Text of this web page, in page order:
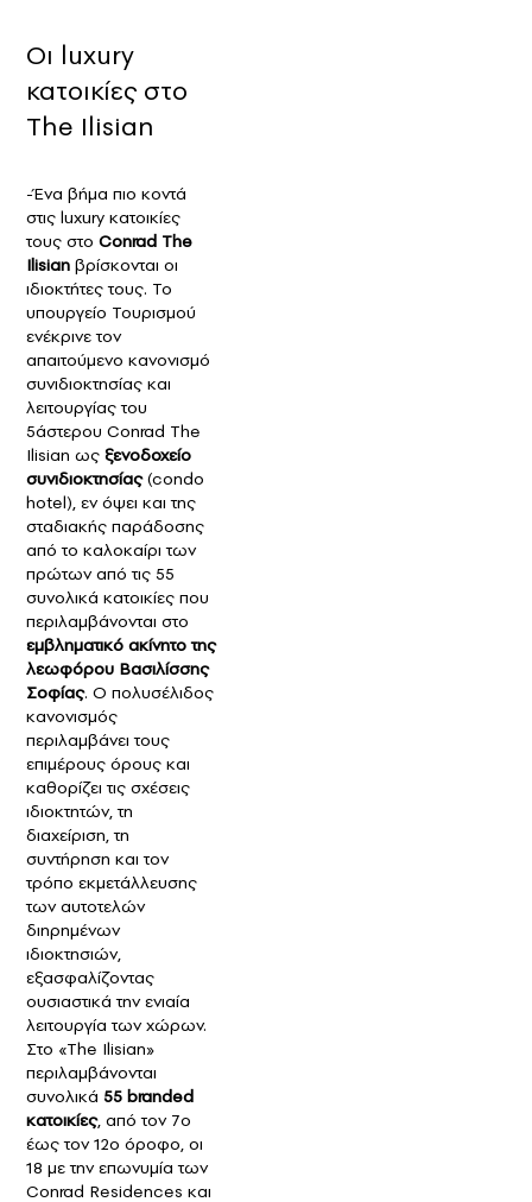
Οι luxury
κατοικίες στο
The Ilisian
-Ένα βήμα πιο κοντά
στις luxury κατοικίες
τους στο Conrad The
Ilisian βρίσκονται οι
ιδιοκτήτες τους. Το
υπουργείο Τουρισμού
ενέκρινε τoν
απαιτούμενο κανονισμό
συνιδιοκτησίας και
λειτουργίας του
5άστερου Conrad The
Ilisian ως ξενοδοχείο
συνιδιοκτησίας(condo
hotel), εν όψει και της
σταδιακής παράδοσης
από το καλοκαίρι των
πρώτων από τις 55
συνολικά κατοικίες που
περιλαμβάνονται στο
εμβληματικό ακίνητο της
λεωφόρου Βασιλίσσης
Σοφίας. Ο πολυσέλιδος
κανονισμός
περιλαμβάνει τους
επιμέρους όρους και
καθορίζει τις σχέσεις
ιδιοκτητών, τη
διαχείριση, τη
συντήρηση και τον
τρόπο εκμετάλλευσης
των αυτοτελών
διηρημένων
ιδιοκτησιών,
εξασφαλίζοντας
ουσιαστικά την ενιαία
λειτουργία των χώρων.
Στο «The Ilisian»
περιλαμβάνονται
συνολικά 55 branded
κατοικίες, από τον 7ο
έως τον 12ο όροφο, οι
18 με την επωνυμία των
Conrad Residences και